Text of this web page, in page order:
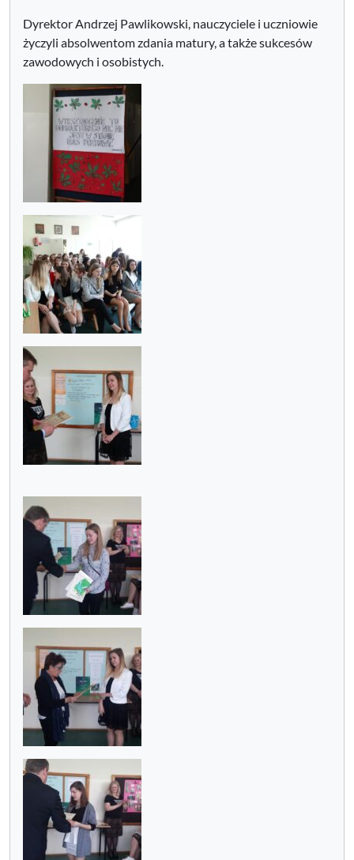
Dyrektor Andrzej Pawlikowski, nauczyciele i uczniowie
życzyli absolwentom zdania matury, a także sukcesów
zawodowych i osobistych.